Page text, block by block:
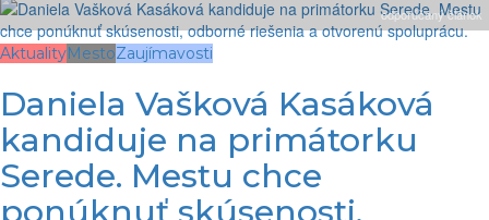
odporúčaný článok
AktualityMestoZaujímavosti
Daniela Vašková Kasáková
kandiduje na primátorku
Serede. Mestu chce